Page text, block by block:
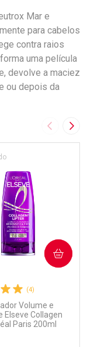
Mar e
para cabelos
contra raios
uma película
devolve a maciez
ou depois da
Imagem
(4)
Volume e
Elseve Collagen
Paris 200ml
COMPRAR